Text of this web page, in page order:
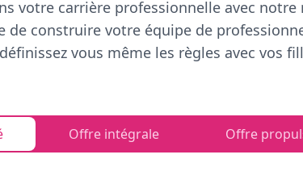
votre carrière professionnelle avec notre
de construire votre équipe de
vous même les règles avec vos
Offre intégrale Offre